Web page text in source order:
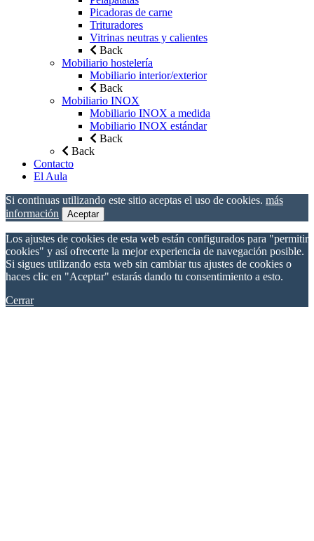
Picadoras de carne
Trituradores
Vitrinas neutras y calientes
Back
Mobiliario hostelería
Mobiliario interior/exterior
Back
Mobiliario INOX
Mobiliario INOX a medida
Mobiliario INOX estándar
Back
Back
Contacto
El Aula
Si continuas utilizando este sitio aceptas el uso de cookies. más
información
Aceptar
Los ajustes de cookies de esta web están configurados para "permitir
cookies" y así ofrecerte la mejor experiencia de navegación posible.
Si sigues utilizando esta web sin cambiar tus ajustes de cookies o
haces clic en "Aceptar" estarás dando tu consentimiento a esto.
Cerrar